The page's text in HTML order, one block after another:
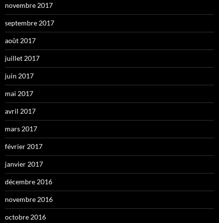
novembre 2017
septembre 2017
août 2017
juillet 2017
juin 2017
mai 2017
avril 2017
mars 2017
février 2017
janvier 2017
décembre 2016
novembre 2016
octobre 2016